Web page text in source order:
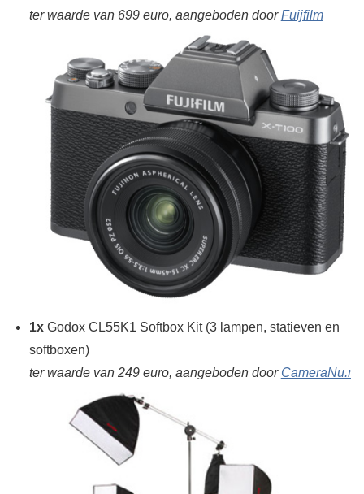
ter waarde van 699 euro, aangeboden doorFuijfilm
1xGodox CL55K1 Softbox Kit (3 lampen, statieven en
softboxen)
ter waarde van 249 euro, aangeboden door CameraNu.nl